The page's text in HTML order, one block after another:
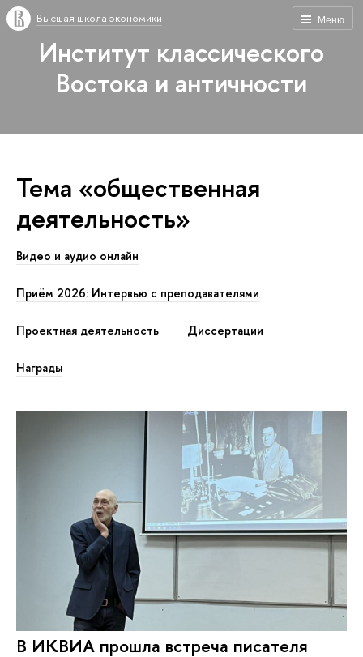
Меню
Высшая школа экономики
Институт классического
Востока и античности
Тема «общественная
деятельность»
Видео и аудио онлайн
Приём 2026: Интервью с преподавателями
Проектная деятельность Диссертации
Награды
В ИКВИА прошла встреча писателя